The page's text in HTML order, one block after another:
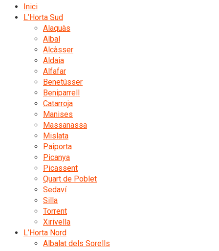
Inici
L’Horta Sud
Alaquàs
Albal
Alcàsser
Aldaia
Alfafar
Benetússer
Beniparrell
Catarroja
Manises
Massanassa
Mislata
Paiporta
Picanya
Picassent
Quart de Poblet
Sedaví
Silla
Torrent
Xirivella
L’Horta Nord
Albalat dels Sorells